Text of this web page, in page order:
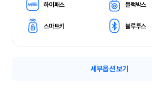
하이패스 블랙박스
스마트키 블루투스
세부옵션 보기